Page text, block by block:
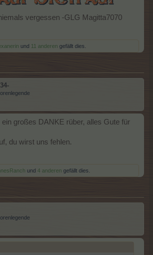
vergessen -GLG Magitta7070​
und 11 anderen gefällt dies.
ein großes DANKE rüber, alles Gute für
du wirst uns fehlen.
und 4 anderen gefällt dies.